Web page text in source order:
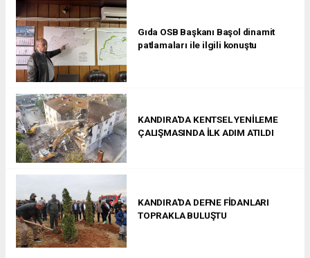
Gıda OSB Başkanı Başol dinamit
patlamaları ile ilgili konuştu
KANDIRA'DA KENTSEL YENİLEME
ÇALIŞMASINDA İLK ADIM ATILDI
KANDIRA'DA DEFNE FİDANLARI
TOPRAKLA BULUŞTU